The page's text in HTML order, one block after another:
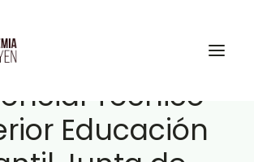
Técnico
Educación